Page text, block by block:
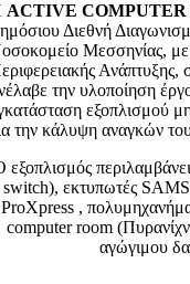
ACTIVE COMPUTER
Διεθνή
Μεσσηνίας,
την υλοποίηση
εξοπλισμού
την κάλυψη αναγκών
εξοπλισμός
switch), εκτυπωτές
ProXpress ,
computer room
αγώγιμου